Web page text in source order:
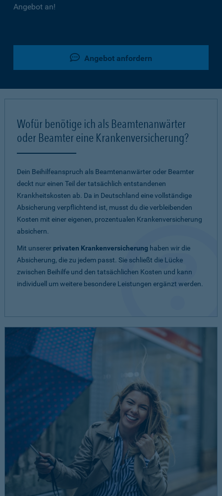
Angebot an!
Angebot anfordern
Wofür benötige ich als Beamtenanwärter
oder Beamter eine Krankenversicherung?
Dein Beihilfeanspruch als Beamtenanwärter oder Beamter
deckt nur einen Teil der tatsächlich entstandenen
Krankheitskosten ab. Da in Deutschland eine vollständige
Absicherung verpflichtend ist, musst du die verbleibenden
Kosten mit einer eigenen, prozentualen Krankenversicherung
absichern.
Mit unserer privaten Krankenversicherung haben wir die
Absicherung, die zu jedem passt. Sie schließt die Lücke
zwischen Beihilfe und den tatsächlichen Kosten und kann
individuell um weitere besondere Leistungen ergänzt werden.